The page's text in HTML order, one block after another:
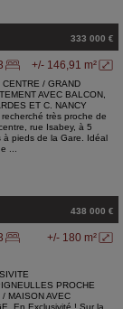
333 000 €
+/- 146,91 m²
CENTRE / GRAND
AVEC BALCON,
ET C. NANCY
très proche de
rue Isabey, à 5
à pieds de la Gare. Idéal
...
438 000 €
+/- 180 m²
PROCHE
/ MAISON AVEC
En Exclusivité ! Sur la